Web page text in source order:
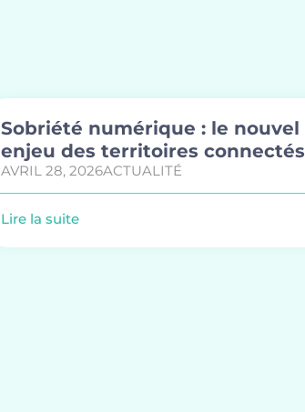
Sobriété numérique : le nouvel
enjeu des territoires connectés
AVRIL 28, 2026ACTUALITÉ
Lire la suite